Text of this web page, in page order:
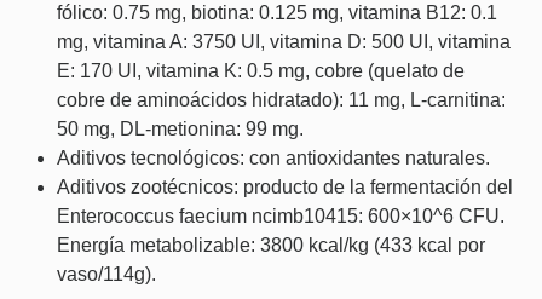
fólico: 0.75 mg, biotina: 0.125 mg, vitamina B12: 0.1
mg, vitamina A: 3750 UI, vitamina D: 500 UI, vitamina
E: 170 UI, vitamina K: 0.5 mg, cobre (quelato de
cobre de aminoácidos hidratado): 11 mg, L-carnitina:
50 mg, DL-metionina: 99 mg.
Aditivos tecnológicos: con antioxidantes naturales.
Aditivos zootécnicos: producto de la fermentación del
Enterococcus faecium ncimb10415: 600×10^6 CFU.
Energía metabolizable: 3800 kcal/kg (433 kcal por
vaso/114g).